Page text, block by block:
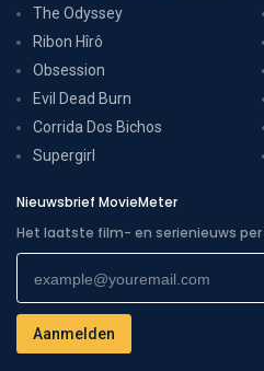
The Odyssey
Ribon Hîrô
Obsession
Evil Dead Burn
Corrida Dos Bichos
Supergirl
Nieuwsbrief MovieMeter
Het laatste film- en serienieuws